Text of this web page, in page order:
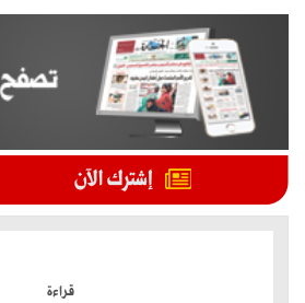
قراءة